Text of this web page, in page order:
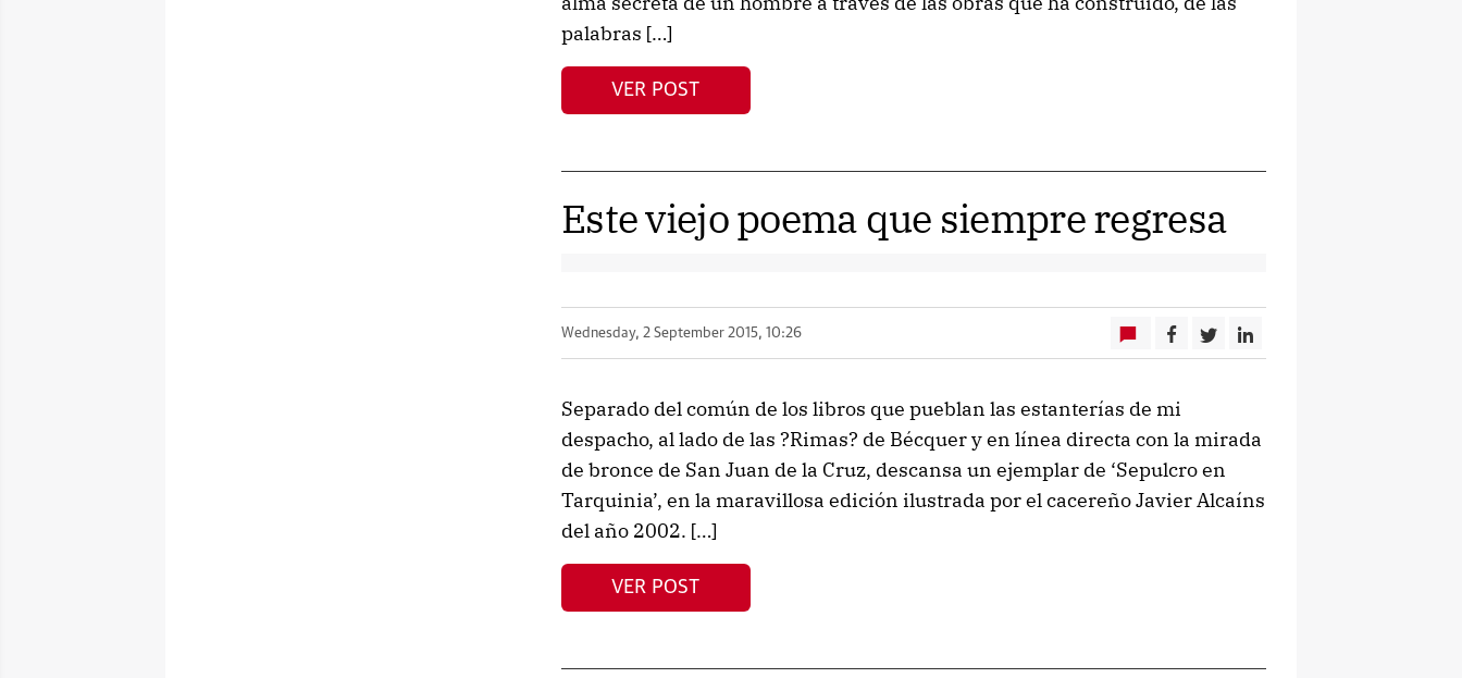
palabras […]
VER POST
Este viejo poema que siempre regresa
Wednesday, 2 September 2015, 10:26
Separado del común de los libros que pueblan las estanterías de mi
despacho, al lado de las ?Rimas? de Bécquer y en línea directa con la mirada
de bronce de San Juan de la Cruz, descansa un ejemplar de ‘Sepulcro en
Tarquinia’, en la maravillosa edición ilustrada por el cacereño Javier Alcaíns
del año 2002. […]
VER POST